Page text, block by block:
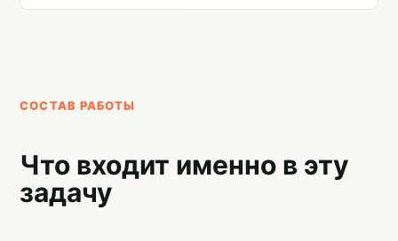
СОСТАВ РАБОТЫ
Что входит именно в эту
задачу